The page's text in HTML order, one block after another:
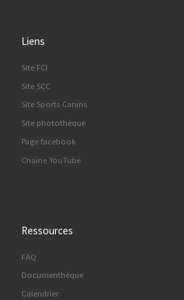
Liens
Site FCI
Site SCC
Site Sports Canins
Site photothèque
Page facebook
Chaine YouTube
Ressources
FAQ
Documenthèque
Calendrier